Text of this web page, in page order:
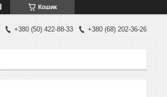
Кошик
+380 (50) 422-88-33 +380 (68) 202-36-26